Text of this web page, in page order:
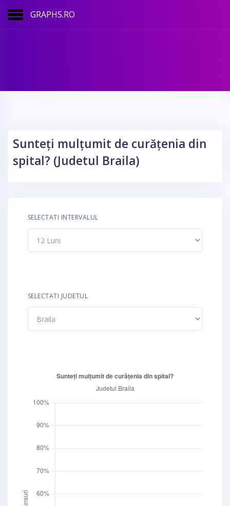
GRAPHS.RO
Sunteți mulțumit de curățenia din
spital? (Judetul Braila)
SELECTATI INTERVALUL
SELECTATI JUDETUL